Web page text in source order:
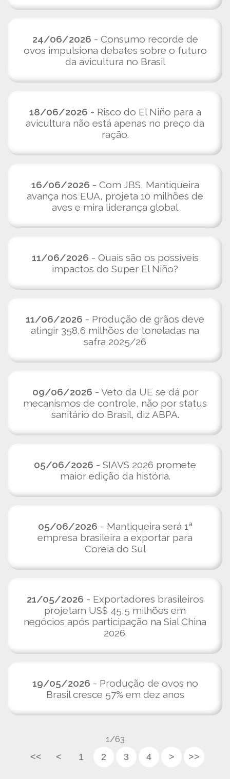
24/06/2026 - Consumo recorde de
ovos impulsiona debates sobre o futuro
da avicultura no Brasil
18/06/2026 - Risco do El Niño para a
avicultura não está apenas no preço da
ração.
16/06/2026 - Com JBS, Mantiqueira
avança nos EUA, projeta 10 milhões de
aves e mira liderança global
11/06/2026 - Quais são os possíveis
impactos do Super El Niño?
11/06/2026 - Produção de grãos deve
atingir 358,6 milhões de toneladas na
safra 2025/26
09/06/2026 - Veto da UE se dá por
mecanismos de controle, não por status
sanitário do Brasil, diz ABPA.
05/06/2026 - SIAVS 2026 promete
maior edição da história.
05/06/2026 - Mantiqueira será 1ª
empresa brasileira a exportar para
Coreia do Sul
21/05/2026 - Exportadores brasileiros
projetam US$ 45,5 milhões em
negócios após participação na Sial China
2026.
19/05/2026 - Produção de ovos no
Brasil cresce 57% em dez anos
1/63
<<
< 1 2 3 4 > >>